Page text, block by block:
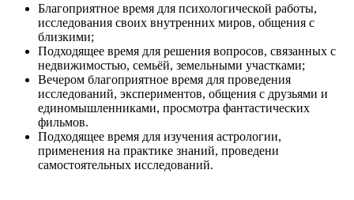
Благоприятное время для психологической работы,
исследования своих внутренних миров, общения с
близкими;
Подходящее время для решения вопросов, связанных с
недвижимостью, семьёй, земельными участками;
Вечером благоприятное время для проведения
исследований, экспериментов, общения с друзьями и
единомышленниками, просмотра фантастических
фильмов.
Подходящее время для изучения астрологии,
применения на практике знаний, проведени
самостоятельных исследований.